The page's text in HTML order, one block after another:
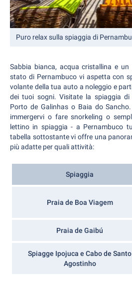
Puro relax sulla spiaggia di
Sabbia bianca, acqua cristallina e
stato di Pernambuco vi aspetta con
volante della tua auto a noleggio e
dei tuoi sogni. Visitate la spiaggia
Porto de Galinhas o Baia do
immergervi o fare snorkeling o
lettino in spiaggia - a Pernambuco
tabella sottostante vi offre una
più adatte per quali attività:
Spiaggia
Praia de Boa Viagem
Praia de Gaibú
Spiagge Ipojuca e Cabo de Santo
Agostinho